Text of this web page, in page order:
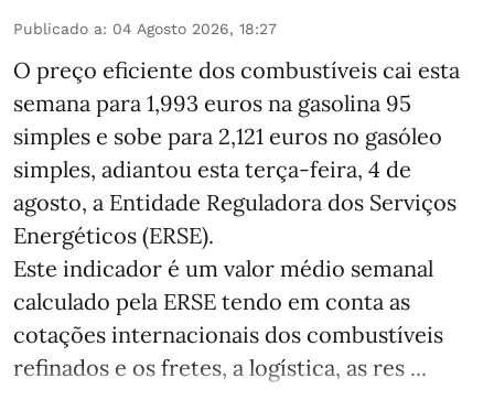
Publicado a: 04 Agosto 2026, 18:27
O preço eficiente dos combustíveis cai esta
semana para 1,993 euros na gasolina 95
simples e sobe para 2,121 euros no gasóleo
simples, adiantou esta terça-feira, 4 de
agosto, a Entidade Reguladora dos Serviços
Energéticos (ERSE).
Este indicador é um valor médio semanal
calculado pela ERSE tendo em conta as
cotações internacionais dos combustíveis
refinados e os fretes, a logística, as res ...